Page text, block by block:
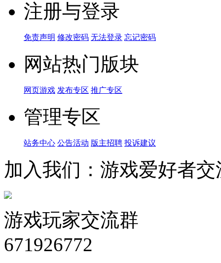
注册与登录
免责声明 修改密码 无法登录 忘记密码
网站热门版块
网页游戏 发布专区 推广专区
管理专区
站务中心 公告活动 版主招聘 投诉建议
加入我们：游戏爱好者交
游戏玩家交流群
671926772